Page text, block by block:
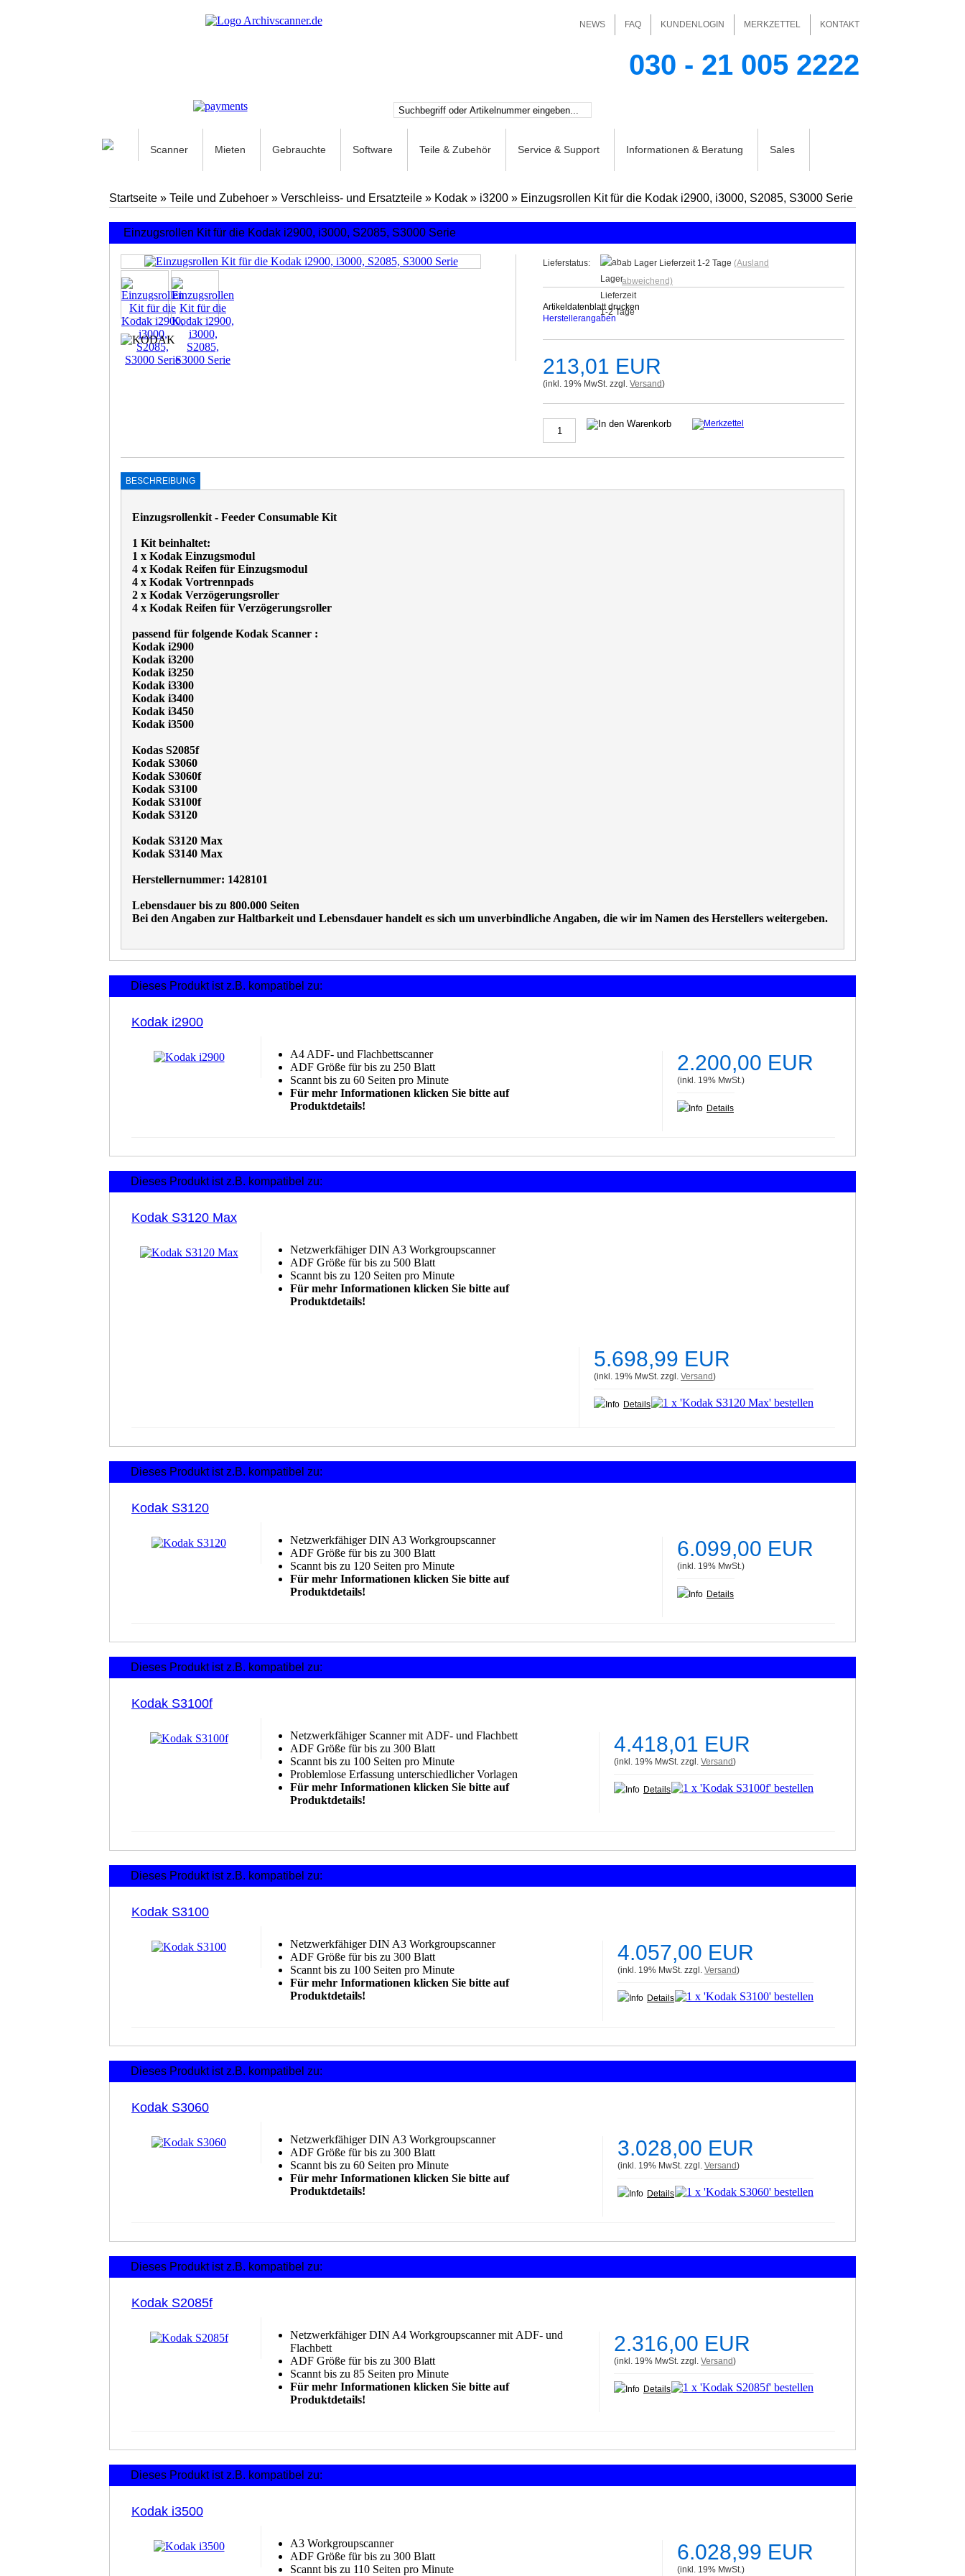
NEWS FAQ KUNDENLOGIN MERKZETTEL KONTAKT
030 - 21 005 2222
Scanner Mieten Gebrauchte Software Teile & Zubehör Service & Support Informationen & Beratung Sales
Startseite » Teile und Zubehoer » Verschleiss- und Ersatzteile » Kodak » i3200 » Einzugsrollen Kit für die Kodak i2900, i3000, S2085, S3000 Serie
Einzugsrollen Kit für die Kodak i2900, i3000, S2085, S3000 Serie
Lieferstatus: ab Lager Lieferzeit 1-2 Tage (Ausland
abweichend)
Artikeldatenblatt drucken
Herstellerangaben
213,01 EUR
(inkl. 19% MwSt. zzgl. Versand)
BESCHREIBUNG
Einzugsrollenkit - Feeder Consumable Kit
1 Kit beinhaltet:
1 x Kodak Einzugsmodul
4 x Kodak Reifen für Einzugsmodul
4 x Kodak Vortrennpads
2 x Kodak Verzögerungsroller
4 x Kodak Reifen für Verzögerungsroller
passend für folgende Kodak Scanner :
Kodak i2900
Kodak i3200
Kodak i3250
Kodak i3300
Kodak i3400
Kodak i3450
Kodak i3500
Kodas S2085f
Kodak S3060
Kodak S3060f
Kodak S3100
Kodak S3100f
Kodak S3120
Kodak S3120 Max
Kodak S3140 Max
Herstellernummer: 1428101
Lebensdauer bis zu 800.000 Seiten
Bei den Angaben zur Haltbarkeit und Lebensdauer handelt es sich um unverbindliche Angaben, die wir im Namen des Herstellers weitergeben.
Dieses Produkt ist z.B. kompatibel zu:
Kodak i2900
A4 ADF- und Flachbettscanner
ADF Größe für bis zu 250 Blatt
Scannt bis zu 60 Seiten pro Minute
Für mehr Informationen klicken Sie bitte auf
Produktdetails!
2.200,00 EUR
(inkl. 19% MwSt.)
Details
Dieses Produkt ist z.B. kompatibel zu:
Kodak S3120 Max
Netzwerkfähiger DIN A3 Workgroupscanner
ADF Größe für bis zu 500 Blatt
Scannt bis zu 120 Seiten pro Minute
Für mehr Informationen klicken Sie bitte auf
Produktdetails!
5.698,99 EUR
(inkl. 19% MwSt. zzgl. Versand)
Details
Dieses Produkt ist z.B. kompatibel zu:
Kodak S3120
Netzwerkfähiger DIN A3 Workgroupscanner
ADF Größe für bis zu 300 Blatt
Scannt bis zu 120 Seiten pro Minute
Für mehr Informationen klicken Sie bitte auf
Produktdetails!
6.099,00 EUR
(inkl. 19% MwSt.)
Details
Dieses Produkt ist z.B. kompatibel zu:
Kodak S3100f
Netzwerkfähiger Scanner mit ADF- und Flachbett
ADF Größe für bis zu 300 Blatt
Scannt bis zu 100 Seiten pro Minute
Problemlose Erfassung unterschiedlicher Vorlagen
Für mehr Informationen klicken Sie bitte auf
Produktdetails!
4.418,01 EUR
(inkl. 19% MwSt. zzgl. Versand)
Details
Dieses Produkt ist z.B. kompatibel zu:
Kodak S3100
Netzwerkfähiger DIN A3 Workgroupscanner
ADF Größe für bis zu 300 Blatt
Scannt bis zu 100 Seiten pro Minute
Für mehr Informationen klicken Sie bitte auf
Produktdetails!
4.057,00 EUR
(inkl. 19% MwSt. zzgl. Versand)
Details
Dieses Produkt ist z.B. kompatibel zu:
Kodak S3060
Netzwerkfähiger DIN A3 Workgroupscanner
ADF Größe für bis zu 300 Blatt
Scannt bis zu 60 Seiten pro Minute
Für mehr Informationen klicken Sie bitte auf
Produktdetails!
3.028,00 EUR
(inkl. 19% MwSt. zzgl. Versand)
Details
Dieses Produkt ist z.B. kompatibel zu:
Kodak S2085f
Netzwerkfähiger DIN A4 Workgroupscanner mit ADF- und
Flachbett
ADF Größe für bis zu 300 Blatt
Scannt bis zu 85 Seiten pro Minute
Für mehr Informationen klicken Sie bitte auf
Produktdetails!
2.316,00 EUR
(inkl. 19% MwSt. zzgl. Versand)
Details
Dieses Produkt ist z.B. kompatibel zu:
Kodak i3500
A3 Workgroupscanner
ADF Größe für bis zu 300 Blatt
Scannt bis zu 110 Seiten pro Minute
6.028,99 EUR
(inkl. 19% MwSt.)